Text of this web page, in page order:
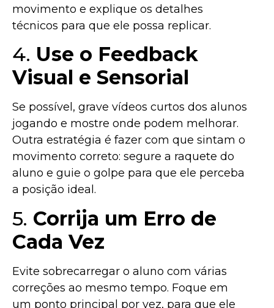
movimento e explique os detalhes
técnicos para que ele possa replicar.
4. Use o Feedback
Visual e Sensorial
Se possível, grave vídeos curtos dos alunos
jogando e mostre onde podem melhorar.
Outra estratégia é fazer com que sintam o
movimento correto: segure a raquete do
aluno e guie o golpe para que ele perceba
a posição ideal.
5. Corrija um Erro de
Cada Vez
Evite sobrecarregar o aluno com várias
correções ao mesmo tempo. Foque em
um ponto principal por vez, para que ele